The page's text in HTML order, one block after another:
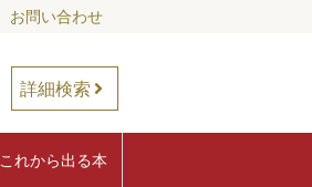
お問い合わせ
詳細検索
これから出る本